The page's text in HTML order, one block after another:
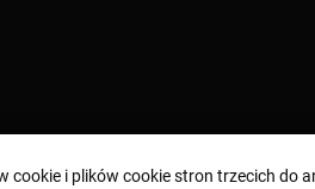
cookie i plików cookie stron trzecich do